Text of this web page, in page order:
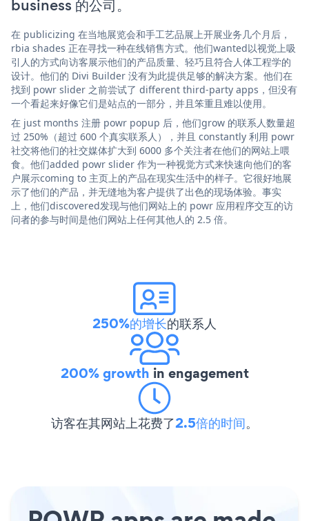
business 的公司。
在 publicizing 在当地展览会和手工艺品展上开展业务几个月后，
rbia shades 正在寻找一种在线销售方式。他们wanted以视觉上吸
引人的方式向访客展示他们的产品质量、轻巧且符合人体工程学的
设计。他们的 Divi Builder 没有为此提供足够的解决方案。他们在
找到 powr slider 之前尝试了 different third-party apps，但没有
一个看起来好像它们是站点的一部分，并且笨重且难以使用。
在 just months 注册 powr popup 后，他们grow 的联系人数量超
过 250%（超过 600 个真实联系人），并且 constantly 利用 powr
社交将他们的社交媒体扩大到 6000 多个关注者在他们的网站上喂
食。他们added powr slider 作为一种视觉方式来快速向他们的客
户展示coming to 主页上的产品在现实生活中的样子。它很好地展
示了他们的产品，并无缝地为客户提供了出色的现场体验。事实
上，他们discovered发现与他们网站上的 powr 应用程序交互的访
问者的参与时间是他们网站上任何其他人的 2.5 倍。
250%的增长的联系人
200% growth in engagement
访客在其网站上花费了2.5倍的时间。